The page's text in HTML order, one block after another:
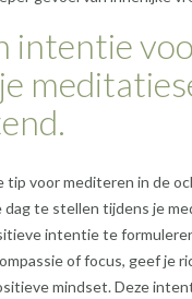
intentie
tip voor mediteren in de
te stellen tijdens je
intentie te
of focus, geef je
mindset. Deze